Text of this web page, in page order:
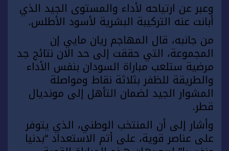
وعبر عن ارتياحه لأداء والمستوى الجيد الذي
أبانت عنه التركيبة البشرية لأسود الأطلس.
من جانبه، قال المهاجم ريان مايي إن
المجموعة، التي حققت إلى حد الان نتائج جد
مرضية ستلعب مباراة السودان بنفس الأداء
والطريقة للظفر بثلاثة نقاط ومواصلة
المشوار الجيد لضمان التأهل إلى مونديال
قطر.
وأشار إلى أن المنتخب الوطني، الذي يتوفر
على عناصر قوية، على أتم الاستعداد “بدنيا